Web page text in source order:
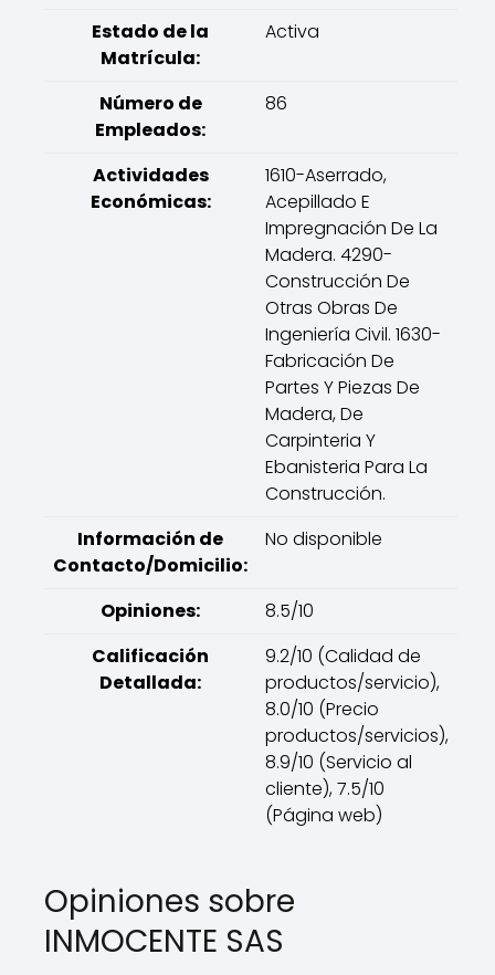
Estado de la
Matrícula:
Activa
Número de
Empleados:
86
Actividades
Económicas:
1610-Aserrado,
Acepillado E
Impregnación De La
Madera. 4290-
Construcción De
Otras Obras De
Ingeniería Civil. 1630-
Fabricación De
Partes Y Piezas De
Madera, De
Carpinteria Y
Ebanisteria Para La
Construcción.
Información de
Contacto/Domicilio:
No disponible
Opiniones:
8.5/10
Calificación
Detallada:
9.2/10 (Calidad de
productos/servicio),
8.0/10 (Precio
productos/servicios),
8.9/10 (Servicio al
cliente), 7.5/10
(Página web)
Opiniones sobre
INMOCENTE SAS